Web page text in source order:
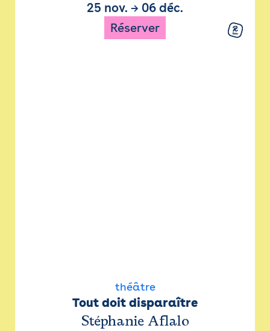
25 nov. → 06 déc.
Réserver
théâtre
Tout doit disparaître
Stéphanie Aflalo